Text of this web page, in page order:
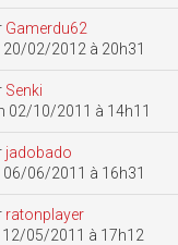
Gamerdu62
20/02/2012 à 20h31
Senki
02/10/2011 à 14h11
jadobado
06/06/2011 à 16h31
ratonplayer
12/05/2011 à 17h12